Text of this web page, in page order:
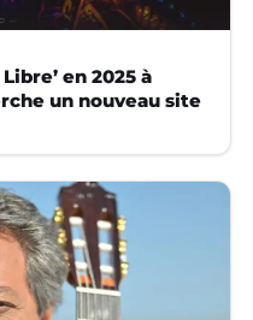
en 2025 à
un nouveau site